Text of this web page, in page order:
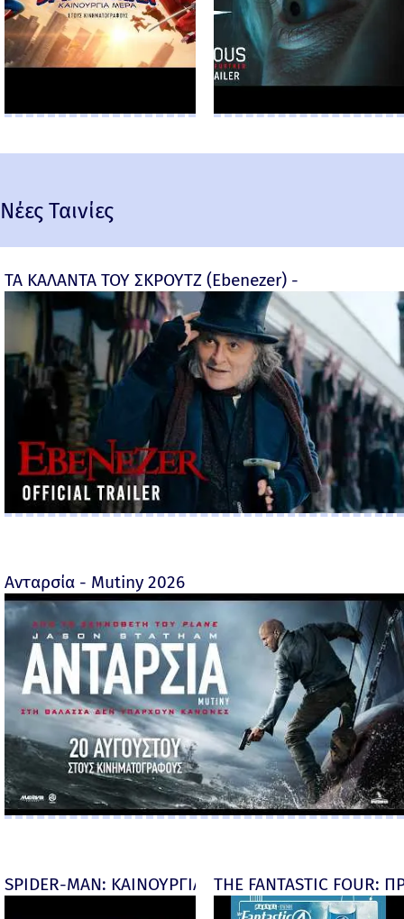
Νέες Ταινίες
ΤΑ ΚΑΛΑΝΤΑ ΤΟΥ ΣΚΡΟΥΤΖ (Ebenezer) -
Ανταρσία - Mutiny 2026
SPIDER-MAN: ΚΑΙΝΟΥΡΓΙΑ ΜΕΡΑ (Spider-Man:
THE FANTASTIC